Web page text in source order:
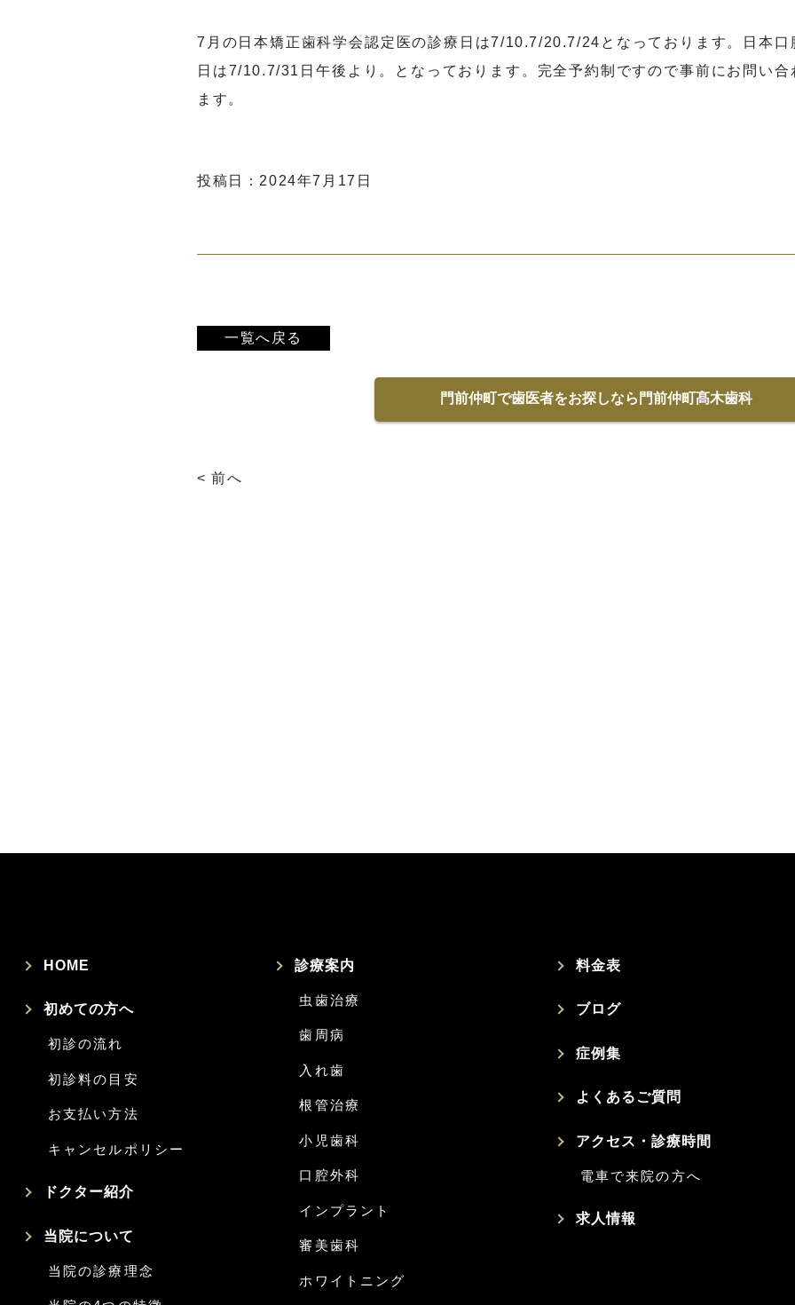
7月の日本矯正歯科学会認定医の診療日は7/10.7/20.7/24となっております。日本
日は7/10.7/31日午後より。となっております。完全予約制ですので事前にお問い
ます。
投稿日：2024年7月17日
一覧へ戻る
門前仲町で歯医者をお探しなら 門前仲町髙木歯科
< 前へ
HOME
初めての方へ
初診の流れ
初診料の目安
お支払い方法
キャンセルポリシー
ドクター紹介
当院について
当院の診療理念
診療案内
虫歯治療
歯周病
入れ歯
根管治療
小児歯科
口腔外科
インプラント
審美歯科
ホワイトニング
料金表
ブログ
症例集
よくあるご質問
アクセス・診療時間
電車で来院の方へ
求人情報